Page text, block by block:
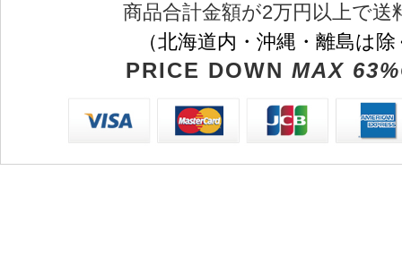
商品合計金額が2万円以上で送
（北海道内・沖縄・離島は
PRICE DOWN MAX